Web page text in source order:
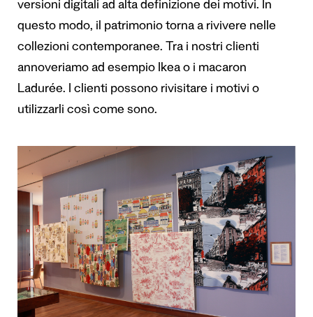
versioni digitali ad alta definizione dei motivi. In
questo modo, il patrimonio torna a rivivere nelle
collezioni contemporanee. Tra i nostri clienti
annoveriamo ad esempio Ikea o i macaron
Ladurée. I clienti possono rivisitare i motivi o
utilizzarli così come sono.